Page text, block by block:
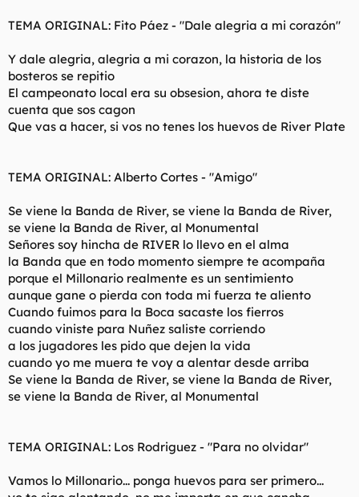
TEMA ORIGINAL: Fito Páez - "Dale alegria a mi corazón"
Y dale alegria, alegria a mi corazon, la historia de los
bosteros se repitio
El campeonato local era su obsesion, ahora te diste
cuenta que sos cagon
Que vas a hacer, si vos no tenes los huevos de River Plate
TEMA ORIGINAL: Alberto Cortes - "Amigo"
Se viene la Banda de River, se viene la Banda de River,
se viene la Banda de River, al Monumental
Señores soy hincha de RIVER lo llevo en el alma
la Banda que en todo momento siempre te acompaña
porque el Millonario realmente es un sentimiento
aunque gane o pierda con toda mi fuerza te aliento
Cuando fuimos para la Boca sacaste los fierros
cuando viniste para Nuñez saliste corriendo
a los jugadores les pido que dejen la vida
cuando yo me muera te voy a alentar desde arriba
Se viene la Banda de River, se viene la Banda de River,
se viene la Banda de River, al Monumental
TEMA ORIGINAL: Los Rodriguez - "Para no olvidar"
Vamos lo Millonario... ponga huevos para ser primero...